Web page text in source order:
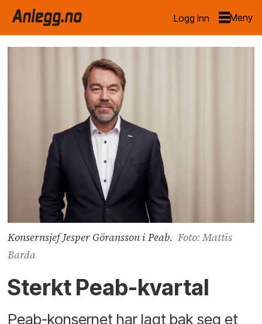
Logg inn
Konsernsjef Jesper Göransson i Peab. Foto: Mattis
Barda
Sterkt Peab-kvartal
Peab-konsernet har lagt bak seg et